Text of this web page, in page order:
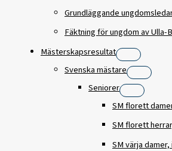
Grundläggande
Fäktning för ungdom av Ulla-
Mästerskapsresultat
Svenska mästare
Seniorer
SM florett
SM florett
SM värja damer,